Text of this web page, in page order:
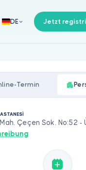
DE Jetzt
Termin
Çeçen Sok. No:52 -